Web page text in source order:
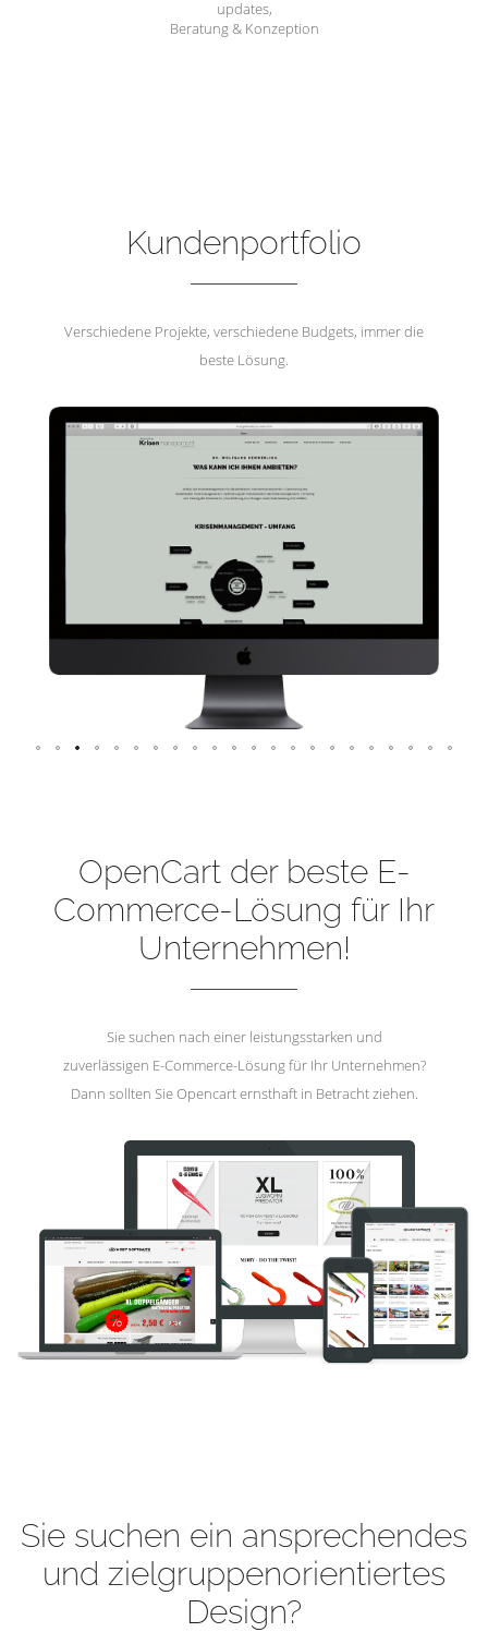
updates,
Beratung & Konzeption
Kundenportfolio
Verschiedene Projekte, verschiedene Budgets, immer die
beste Lösung.
OpenCart der beste E-
Commerce-Lösung für Ihr
Unternehmen!
Sie suchen nach einer leistungsstarken und
zuverlässigen E-Commerce-Lösung für Ihr Unternehmen?
Dann sollten Sie Opencart ernsthaft in Betracht ziehen.
Sie suchen ein ansprechendes
und zielgruppenorientiertes
Design?